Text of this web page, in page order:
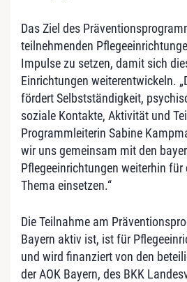
Das Ziel des
teilnehmenden
Impulse zu setzen, damit sich
Einrichtungen weiterentwickeln.
fördert Selbstständigkeit,
soziale Kontakte, Aktivität und
Programmleiterin Sabine
wir uns gemeinsam mit den
Pflegeeinrichtungen weiterhin
Thema einsetzen.“
Die Teilnahme am
Bayern aktiv ist, ist für
und wird finanziert von den
der AOK Bayern, des BKK